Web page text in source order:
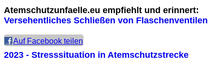
Atemschutzunfaelle.eu empfiehlt und erinnert:
Versehentliches Schließen von Flaschenventilen
Auf Facebook teilen
2023 - Stresssituation in Atemschutzstrecke